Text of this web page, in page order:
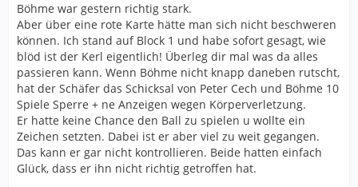
Böhme war gestern richtig stark.
Aber über eine rote Karte hätte man sich nicht beschweren
können. Ich stand auf Block 1 und habe sofort gesagt, wie
blöd ist der Kerl eigentlich! Überleg dir mal was da alles
passieren kann. Wenn Böhme nicht knapp daneben rutscht,
hat der Schäfer das Schicksal von Peter Cech und Böhme 10
Spiele Sperre + ne Anzeigen wegen Körperverletzung.
Er hatte keine Chance den Ball zu spielen u wollte ein
Zeichen setzten. Dabei ist er aber viel zu weit gegangen.
Das kann er gar nicht kontrollieren. Beide hatten einfach
Glück, dass er ihn nicht richtig getroffen hat.